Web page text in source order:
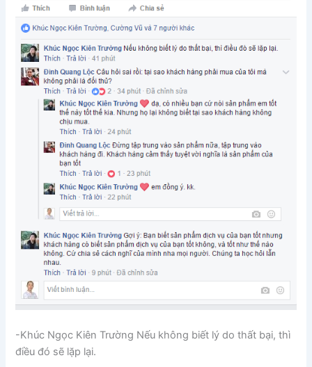
-Khúc Ngọc Kiên Trường Nếu không biết lý do thất bại, thì
điều đó sẽ lặp lại.